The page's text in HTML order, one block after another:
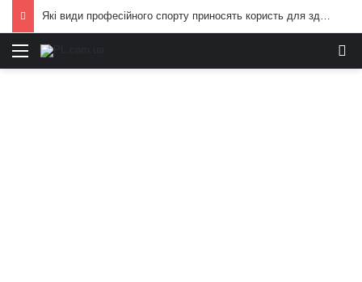
Які види професійного спорту приносять користь для здоров’я: поради експертів
Меню